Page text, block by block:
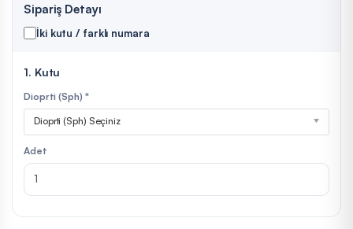
Sipariş Detayı
İki kutu / farklı numara
1. Kutu
Dioprti (Sph) *
Dioprti (Sph) Seçiniz
Adet